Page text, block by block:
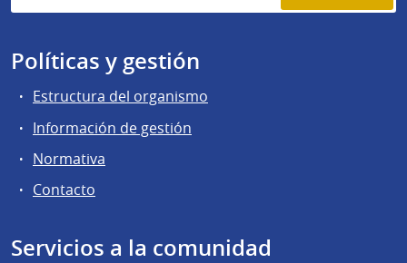
Políticas y gestión
Estructura del organismo
Información de gestión
Normativa
Contacto
Servicios a la comunidad